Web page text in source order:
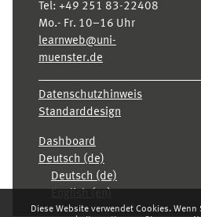
Diese Website verwendet Cookies.
Tel: +49 251 83-22408
Mo.- Fr. 10–16 Uhr
learnweb@uni-
muenster.de
Datenschutzhinweis
Standarddesign
Dashboard
Deutsch ‎(de)‎
Deutsch ‎(de)‎